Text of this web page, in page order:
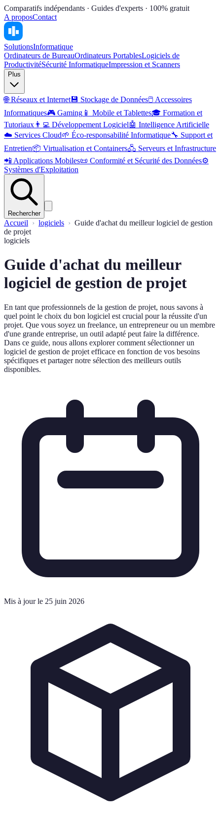
Comparatifs indépendants · Guides d'experts · 100% gratuit
A proposContact
SolutionsInformatique
Ordinateurs de BureauOrdinateurs PortablesLogiciels de
ProductivitéSécurité InformatiqueImpression et Scanners
Plus
🌐 Réseaux et Internet 💾 Stockage de Données🖱️ Accessoires
Informatiques🎮 Gaming 📱 Mobile et Tablettes🎓 Formation et
Tutoriaux 👨‍💻 Développement Logiciel🤖 Intelligence Artificielle
☁️ Services Cloud🌱 Éco-responsabilité Informatique🔧 Support et
Entretien📦 Virtualisation et Containers🖧 Serveurs et Infrastructure
📲 Applications Mobiles📜 Conformité et Sécurité des Données⚙️
Systèmes d'Exploitation
Rechercher
Accueil logiciels
Guide d'achat du meilleur logiciel de gestion
de projet
logiciels
Guide d'achat du meilleur
logiciel de gestion de projet
En tant que professionnels de la gestion de projet, nous savons à
quel point le choix du bon logiciel est crucial pour la réussite d'un
projet. Que vous soyez un freelance, un entrepreneur ou un membre
d'une grande entreprise, un outil adapté peut faire la différence.
Dans ce guide, nous allons explorer comment sélectionner un
logiciel de gestion de projet efficace en fonction de vos besoins
spécifiques et partager notre sélection des meilleurs outils
disponibles.
Mis à jour le 25 juin 2026